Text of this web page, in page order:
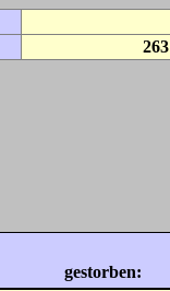
263
gestorben: